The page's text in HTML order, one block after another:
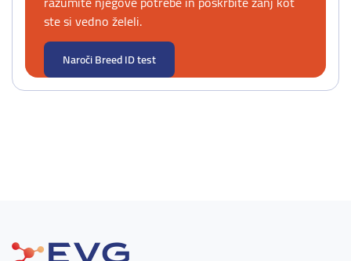
ste si vedno želeli.
Naroči Breed ID test